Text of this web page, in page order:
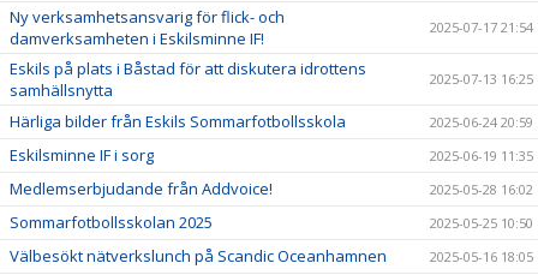
Ny verksamhetsansvarig för flick- och
damverksamheten i Eskilsminne IF!
2025-07-17 21:54
Eskils på plats i Båstad för att diskutera idrottens
samhällsnytta
2025-07-13 16:25
Härliga bilder från Eskils Sommarfotbollsskola 2025-06-24 20:59
Eskilsminne IF i sorg 2025-06-19 11:35
Medlemserbjudande från Addvoice! 2025-05-28 16:02
Sommarfotbollsskolan 2025 2025-05-25 10:50
Välbesökt nätverkslunch på Scandic Oceanhamnen 2025-05-16 18:05